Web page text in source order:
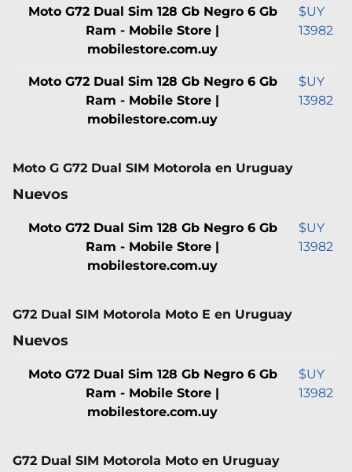
Moto G72 Dual Sim 128 Gb Negro 6 Gb
Ram - Mobile Store |
mobilestore.com.uy
$UY
13982
Moto G72 Dual Sim 128 Gb Negro 6 Gb
Ram - Mobile Store |
mobilestore.com.uy
$UY
13982
Moto G G72 Dual SIM Motorola en Uruguay
Nuevos
Moto G72 Dual Sim 128 Gb Negro 6 Gb
Ram - Mobile Store |
mobilestore.com.uy
$UY
13982
G72 Dual SIM Motorola Moto E en Uruguay
Nuevos
Moto G72 Dual Sim 128 Gb Negro 6 Gb
Ram - Mobile Store |
mobilestore.com.uy
$UY
13982
G72 Dual SIM Motorola Moto en Uruguay